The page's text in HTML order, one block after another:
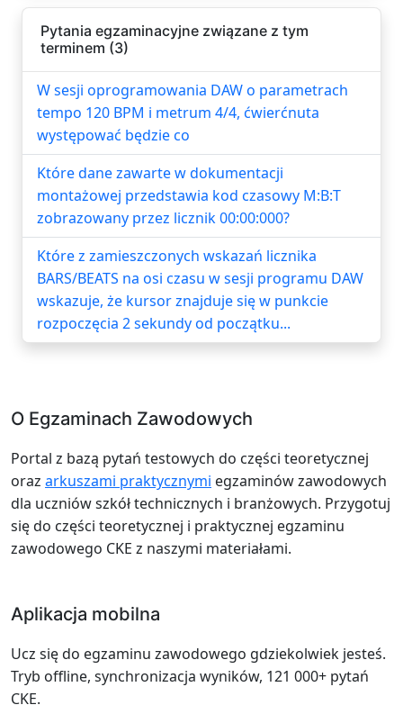
Pytania egzaminacyjne związane z tym
terminem (3)
W sesji oprogramowania DAW o parametrach
tempo 120 BPM i metrum 4/4, ćwierćnuta
występować będzie co
Które dane zawarte w dokumentacji
montażowej przedstawia kod czasowy M:B:T
zobrazowany przez licznik 00:00:000?
Które z zamieszczonych wskazań licznika
BARS/BEATS na osi czasu w sesji programu DAW
wskazuje, że kursor znajduje się w punkcie
rozpoczęcia 2 sekundy od początku...
O Egzaminach Zawodowych
Portal z bazą pytań testowych do części teoretycznej
oraz arkuszami praktycznymi egzaminów zawodowych
dla uczniów szkół technicznych i branżowych. Przygotuj
się do części teoretycznej i praktycznej egzaminu
zawodowego CKE z naszymi materiałami.
Aplikacja mobilna
Ucz się do egzaminu zawodowego gdziekolwiek jesteś.
Tryb offline, synchronizacja wyników, 121 000+ pytań
CKE.